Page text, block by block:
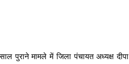
पुराने मामले में जिला पंचायत अध्यक्ष दीपा